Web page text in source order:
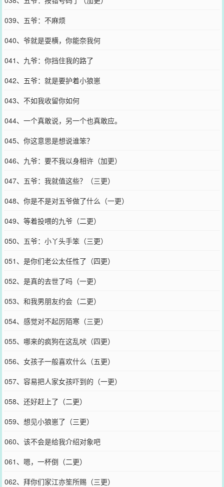
039、五爷：不麻烦
040、爷就是耍横，你能奈我何
041、九爷：你挡住我的路了
042、五爷：就是要护着小狼崽
043、不如我收留你如何
044、一个真敢说，另一个也真敢应。
045、你这意思是想说谁笨？
046、九爷：要不我以身相许（加更）
047、五爷：我就值这些？（三更）
048、你是不是对五爷做了什么（一更）
049、等着投喂的九爷（二更）
050、五爷：小丫头手笨（三更）
051、是你们老公太任性了（四更）
052、是真的去世了吗（一更）
053、和我男朋友约会（二更）
054、感觉对不起厉陌寒（三更）
055、哪来的疯狗在这乱吠（四更）
056、女孩子一般喜欢什么（五更）
057、容易把人家女孩吓到的（一更）
058、还好赶上了（二更）
059、想见小狼崽了（三更）
060、该不会是给我介绍对象吧
061、嗯，一杯倒（二更）
062、拜你们家江亦笙所赐（三更）